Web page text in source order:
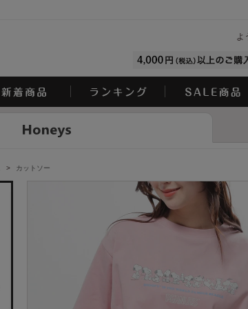
よ
> カットソー